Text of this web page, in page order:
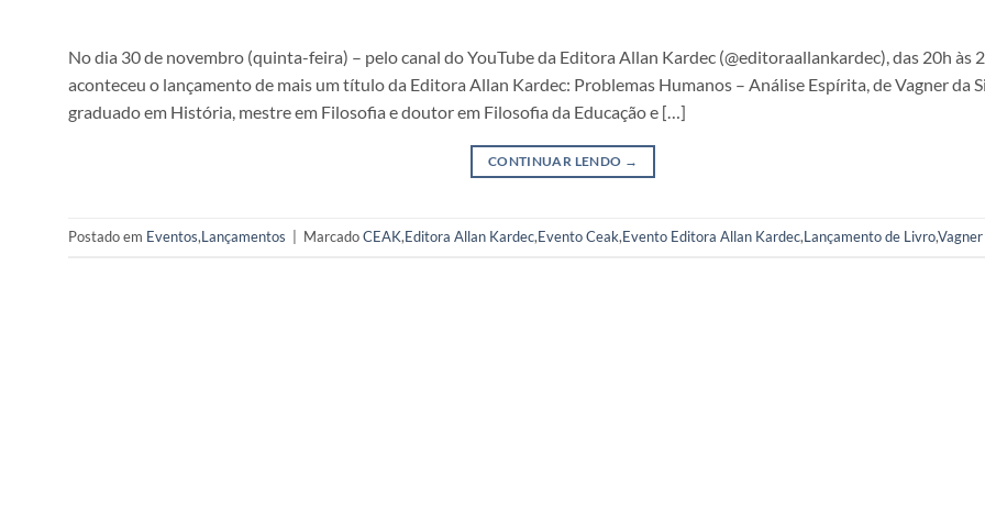
No dia 30 de novembro (quinta-feira) – pelo canal do YouTube da Editora Allan Kardec (@editoraallankardec), das 20h às
aconteceu o lançamento de mais um título da Editora Allan Kardec: Problemas Humanos – Análise Espírita, de Vagner da
graduado em História, mestre em Filosofia e doutor em Filosofia da Educação e […]
CONTINUAR LENDO →
Postado em Eventos,Lançamentos MarcadoCEAK,Editora Allan Kardec,Evento Ceak,Evento Editora Allan Kardec,Lançamento de Livro,